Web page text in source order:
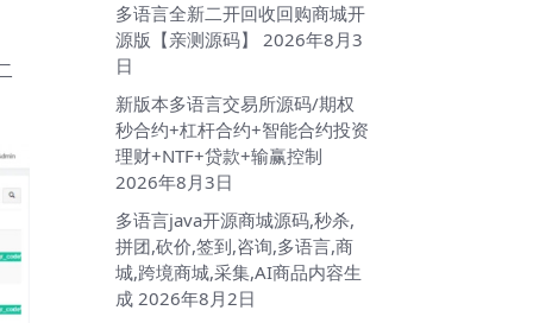
多语言全新二开回收回购商城开
源版【亲测源码】
2026年8月3
日
新版本多语言交易所源码/期权
秒合约+杠杆合约+智能合约投资
理财+NTF+贷款+输赢控制
2026年8月3日
多语言java开源商城源码,秒杀,
拼团,砍价,签到,咨询,多语言,商
城,跨境商城,采集,AI商品内容生
成 2026年8月2日